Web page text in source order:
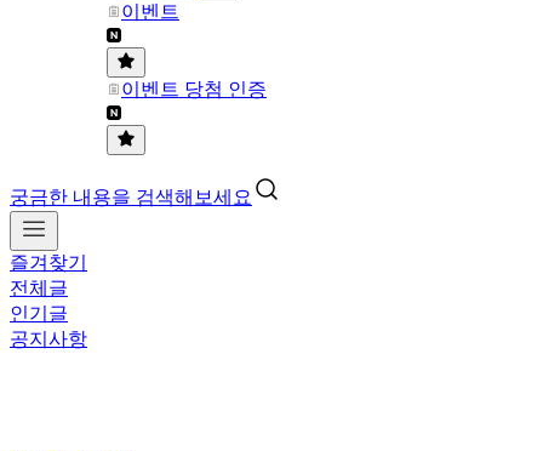
이벤트
이벤트 당첨 인증
궁금한 내용을 검색해보세요
즐겨찾기
전체글
인기글
공지사항